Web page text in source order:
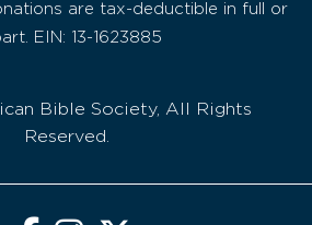
are tax-deductible in full or
EIN: 13-1623885
Bible Society, All Rights
Reserved.